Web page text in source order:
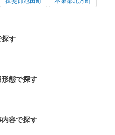
探す
態で探す
容で探す